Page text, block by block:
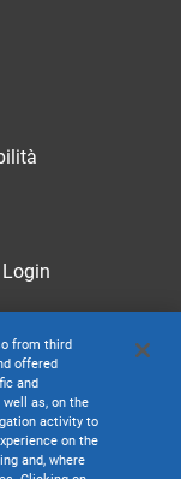
from third
offered
and
as, on the
activity to
on the
and, where